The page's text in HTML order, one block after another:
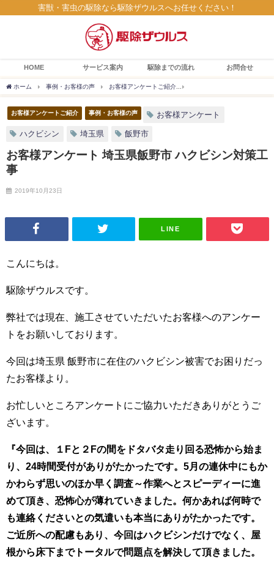
害獣・害虫の駆除なら駆除ザウルスへお任せください！
HOME サービス案内 駆除までの流れ お問合せ
ホーム 事例・お客様の声 お客様アンケートご紹介
お客様アンケートご紹介 事例・お客様の声 お客様アンケート
ハクビシン 埼玉県 飯野市
お客様アンケート 埼玉県飯野市 ハクビシン対策工
事
2019年10月23日
LINE
こんにちは。
駆除ザウルスです。
弊社では現在、施工させていただいたお客様へのアンケー
トをお願いしております。
今回は埼玉県 飯野市に在住のハクビシン被害でお困りだっ
たお客様より。
お忙しいところアンケートにご協力いただきありがとうご
ざいます。
『今回は、１Fと２Fの間をドタバタ走り回る恐怖から始ま
り、24時間受付がありがたかったです。5月の連休中にもか
かわらず思いのほか早く調査～作業へとスピーディーに進
めて頂き、恐怖心が薄れていきました。何かあれば何時で
も連絡くださいとの気遣いも本当にありがたかったです。
ご近所への配慮もあり、今回はハクビシンだけでなく、屋
根から床下までトータルで問題点を解決して頂きました。